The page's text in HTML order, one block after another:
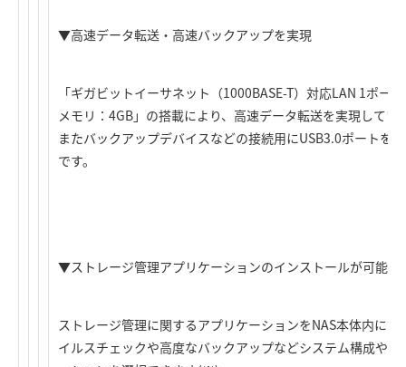
▼高速データ転送・高速バックアップを実現
「ギガビットイーサネット（1000BASE-T）対応LAN 1ポー
メモリ：4GB」の搭載により、高速データ転送を実現してい
またバックアップデバイスなどの接続用にUSB3.0ポートを
です。
▼ストレージ管理アプリケーションのインストールが可能
ストレージ管理に関するアプリケーションをNAS本体内に
イルスチェックや高度なバックアップなどシステム構成や